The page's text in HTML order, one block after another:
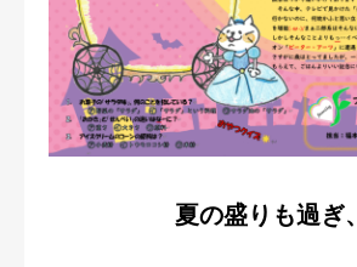
夏の盛りも過ぎ、
お問い合わせ